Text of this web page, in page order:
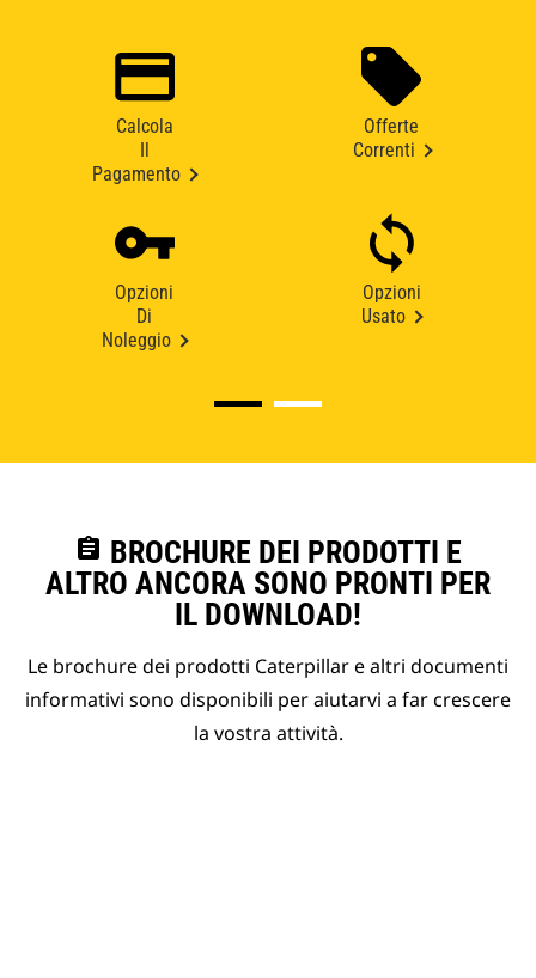
Calcola
Pagamento
Offerte
Correnti
Opzioni
Di
Noleggio
Opzioni
Usato
assignment BROCHURE DEI PRODOTTI E
ALTRO ANCORA SONO PRONTI PER
IL DOWNLOAD!
Le brochure dei prodotti Caterpillar e altri documenti
informativi sono disponibili per aiutarvi a far crescere
la vostra attività.